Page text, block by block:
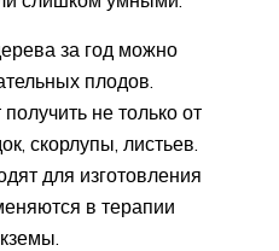
за год можно
плодов.
не только от
скорлупы, листьев.
для изготовления
в терапии